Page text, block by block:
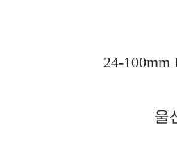
24-100mm
울